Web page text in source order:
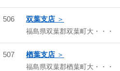
506 双葉支店
福島県双葉郡双葉町大・・・
507 楢葉支店
福島県双葉郡楢葉町大・・・